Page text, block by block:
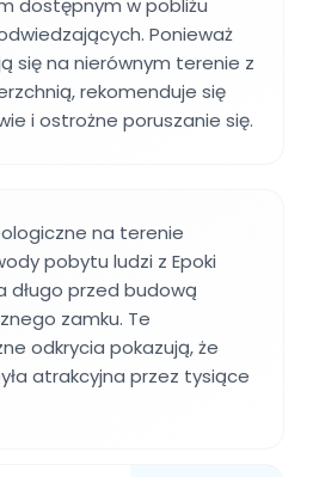
dostępnym w pobliżu
Ponieważ
się na nierównym terenie z
rekomenduje się
i ostrożne poruszanie się.
na terenie
pobytu ludzi z Epoki
długo przed budową
zamku. Te
odkrycia pokazują, że
atrakcyjna przez tysiące